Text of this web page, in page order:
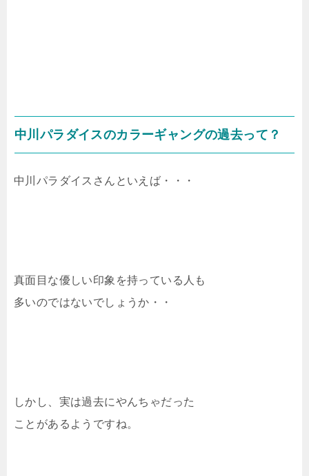
中川パラダイスのカラーギャングの過去って？
中川パラダイスさんといえば・・・
真面目な優しい印象を持っている人も
多いのではないでしょうか・・
しかし、実は過去にやんちゃだった
ことがあるようですね。